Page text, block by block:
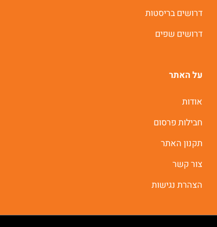
דרושים בריסטות
דרושים שפים
על האתר
אודות
חבילות פרסום
תקנון האתר
צור קשר
הצהרת נגישות